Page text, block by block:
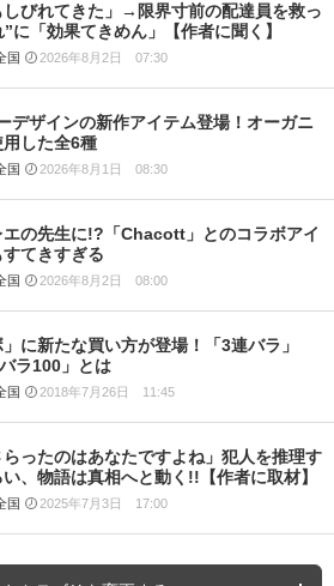
びれてきた」→限界寸前の配達員を救っ
に「効果てきめん」【作者に聞く】
国 2026年8月2日 07:30
デザインの新作アイテム登場！オーガニ
した全6種
国 2026年8月1日 08:30
エの先生に!?「Chacott」とのコラボアイ
てきすぎる
国 2026年8月2日 08:00
」に新たな買い方が登場！「3連バラ」
ラ100」とは
国 2018年7月26日 11:45
らったのはあなたですよね」犯人を推理す
、物語は真相へと動く!!【作者に取材】
国 2025年7月3日 17:00